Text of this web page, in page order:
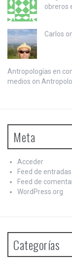
obreros
Carlos
Antropologías en
medios on
Meta
Acceder
Feed de entradas
Feed de
WordPress.org
Categorías